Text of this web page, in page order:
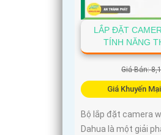
LẮP ĐẶT
TÍNH NĂNG
Giá Bán:
Giá Khuyến
Bộ lắp đặt camera
Dahua là một giải